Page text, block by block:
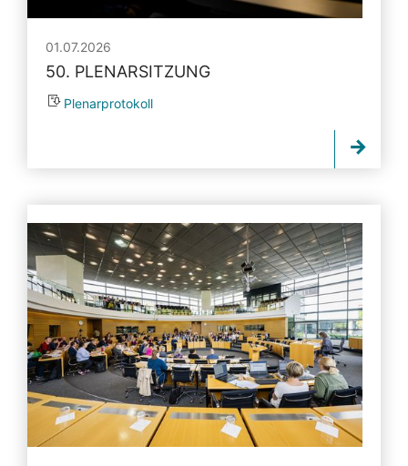
01.07.2026
50. PLENARSITZUNG
Plenarprotokoll